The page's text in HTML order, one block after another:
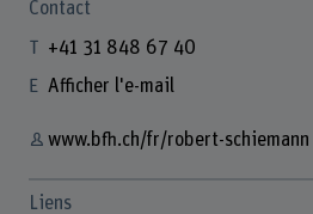
Contact
+41 31 848 67 40
Afficher l'e-mail
www.bfh.ch/fr/robert-schiemann
Liens